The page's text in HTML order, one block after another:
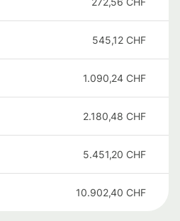
545,12 CHF
1.090,24 CHF
2.180,48 CHF
5.451,20 CHF
10.902,40 CHF